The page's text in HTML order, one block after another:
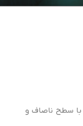
با سطح ناصاف و